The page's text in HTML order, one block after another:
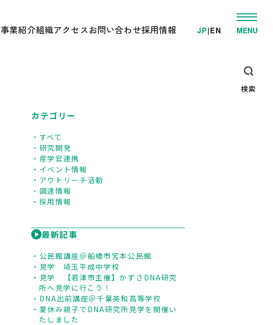
事業紹介組織
DNAリサーチ出版局
企画管理部
アクセスお問い合わせ採用情報 JP|EN MENU
検索
カテゴリー
すべて
研究開発
産学官連携
イベント情報
アウトリーチ活動
調達情報
採用情報
最新記事
公民館講座＠船橋市宮本公民館
見学 埼玉平成中学校
見学 【君津市主催】かずさDNA研究
所へ見学に行こう！
DNA出前講座＠千葉英和高等学校
夏休み親子でDNA研究所見学を開催い
たしました